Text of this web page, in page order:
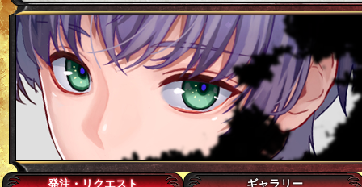
発注・リクエスト ギャラリー